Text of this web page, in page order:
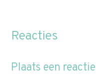
Reacties
Plaats een reactie